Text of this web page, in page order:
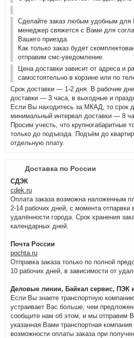
Сделайте заказ любым удобным для
менеджер свяжется с Вами для
Вашего приезда.
Как только заказ будет
отправим смс-уведомление.
Цена доставки зависит от адреса и
самостоятельно в корзине или по
Срок доставки — 1-2 дня. В рабочие
доставки — 3 часа, в выходные и
Если Вы находитесь за МКАД, то срок
минимальный интервал доставки — 8
Просим учесть, что крупногабаритные
только до подъезда. Подъём до
отдельную плату.
Доставка по России
СДЭК
cdek.ru
Оплата заказа возможна наложенным
2-14 рабочих дней, с момента отпарвки
удалённости города. Срок хранения
календарных дней.
Почта России
pochta.ru
Отправка заказа только по полной
10 рабочих дней, в зависимости от
Деловые линии, Байкал сервис, ПЭК
Если Вы знаете транспортную
устраивает Вас больше, чем
сообщите нам об этом, и мы отправим
указанная Вами транспортная
возможности оплаты заказа при